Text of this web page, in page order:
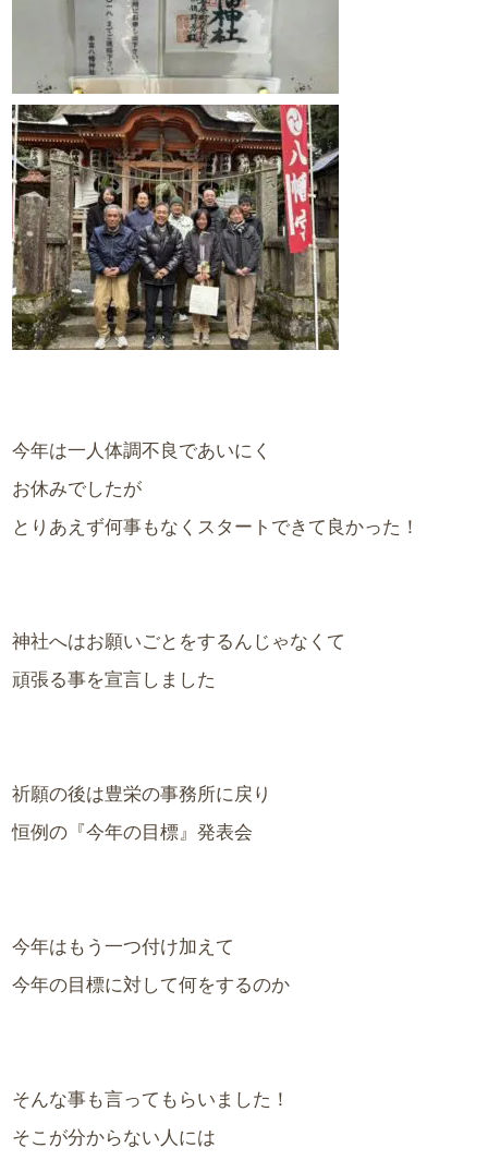
今年は一人体調不良であいにく
お休みでしたが
とりあえず何事もなくスタートできて良かった！
神社へはお願いごとをするんじゃなくて
頑張る事を宣言しました
祈願の後は豊栄の事務所に戻り
恒例の『今年の目標』発表会
今年はもう一つ付け加えて
今年の目標に対して何をするのか
そんな事も言ってもらいました！
そこが分からない人には